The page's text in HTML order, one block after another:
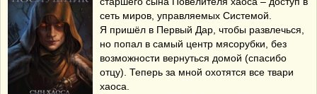
сеть миров, управляемых Системой.
Я пришёл в Первый Дар, чтобы развлечься,
но попал в самый центр мясорубки, без
возможности вернуться домой (спасибо
отцу). Теперь за мной охотятся все твари
хаоса.